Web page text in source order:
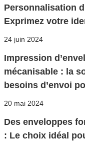
Personnalisation
Exprimez votre
Posted
24 juin 2024
Impression
mécanisable : la
besoins d’envoi
Posted
20 mai 2024
Des enveloppes
: Le choix idéal